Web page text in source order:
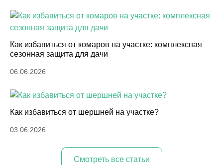
Как избавиться от комаров на участке: комплексная
сезонная защита для дачи
06.06.2026
Как избавиться от шершней на участке?
03.06.2026
Cмотреть все статьи